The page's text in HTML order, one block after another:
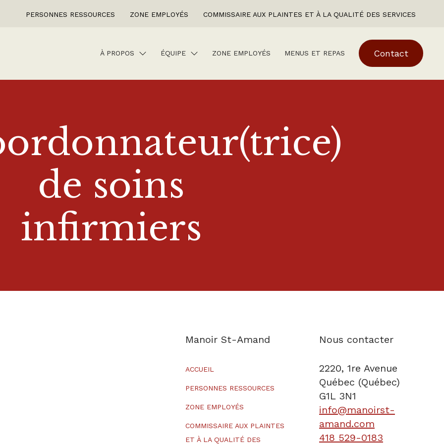
COMMISSAIRE AUX PLAINTES ET À LA QUALITÉ DES SERVICES
ZONE EMPLOYÉS
PERSONNES RESSOURCES
À PROPOS ÉQUIPE ZONE EMPLOYÉS MENUS ET REPAS Contact
de soins
infirmiers
Manoir St-Amand
ACCUEIL
PERSONNES RESSOURCES
ZONE EMPLOYÉS
COMMISSAIRE AUX PLAINTES
ET À LA QUALITÉ DES
Nous contacter
2220, 1re Avenue
Québec (Québec)
G1L 3N1
info@manoirst-
amand.com
418 529-0183